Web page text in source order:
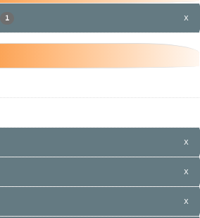
1 x
x
x
x